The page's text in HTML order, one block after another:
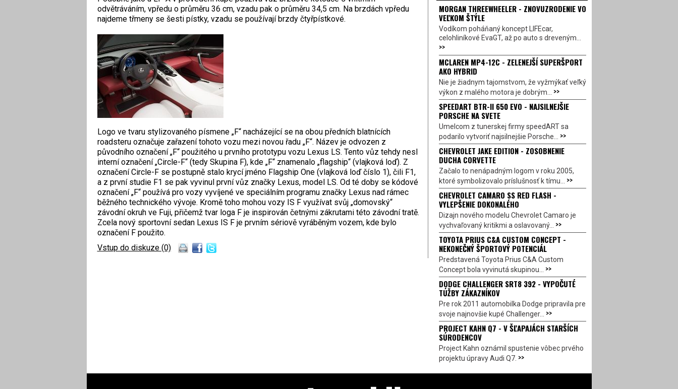
odvětráváním, vpředu o průměru 36 cm, vzadu pak o průměru 34,5 cm. Na brzdách vpředu
najdeme třmeny se šesti pístky, vzadu se používají brzdy čtyřpístkové.
Logo ve tvaru stylizovaného písmene „F“ nacházející se na obou předních blatnících
roadsteru označuje zařazení tohoto vozu mezi novou řadu „F“. Název je odvozen z
původního označení „F“ použitého u prvního prototypu vozu Lexus LS. Tento vůz tehdy nesl
interní označení „Circle-F“ (tedy Skupina F), kde „F“ znamenalo „flagship“ (vlajková loď). Z
označení Circle-F se postupně stalo krycí jméno Flagship One (vlajková loď číslo 1), čili F1,
a z první studie F1 se pak vyvinul první vůz značky Lexus, model LS. Od té doby se kódové
označení „F“ používá pro vozy vyvíjené ve speciálním programu značky Lexus nad rámec
běžného technického vývoje. Kromě toho mohou vozy IS F využívat svůj „domovský“
závodní okruh ve Fuji, přičemž tvar loga F je inspirován četnými zákrutami této závodní tratě.
Zcela nový sportovní sedan Lexus IS F je prvním sériově vyráběným vozem, kde bylo
označení F použito.
Vstup do diskuze (0)
MORGAN THREEWHEELER - ZNOVUZRODENIE VO
VEĽKOM ŠTÝLE
Vodíkom poháňaný koncept LIFEcar,
celohliníkové EvaGT, až po auto s dreveným...
>>
MCLAREN MP4-12C - ZELENEJŠÍ SUPERŠPORT
AKO HYBRID
Nie je žiadnym tajomstvom, že vyžmýkať veľký
výkon z malého motora je dobrým... >>
SPEEDART BTR-II 650 EVO - NAJSILNEJŠIE
PORSCHE NA SVETE
Umelcom z tunerskej firmy speedART sa
podarilo vytvoriť najsilnejšie Porsche... >>
CHEVROLET JAKE EDITION - ZOSOBNENIE
DUCHA CORVETTE
Začalo to nenápadným logom v roku 2005,
ktoré symbolizovalo príslušnosť k tímu... >>
CHEVROLET CAMARO SS RED FLASH -
VYLEPŠENIE DOKONALÉHO
Dizajn nového modelu Chevrolet Camaro je
vychvaľovaný kritikmi a oslavovaný... >>
TOYOTA PRIUS C&A CUSTOM CONCEPT -
NEKONEČNÝ ŠPORTOVÝ POTENCIÁL
Predstavená Toyota Prius C&A Custom
Concept bola vyvinutá skupinou... >>
DODGE CHALLENGER SRT8 392 - VYPOČUTÉ
TÚŽBY ZÁKAZNÍKOV
Pre rok 2011 automobilka Dodge pripravila pre
svoje najnovšie kupé Challenger... >>
PROJECT KAHN Q7 - V ŠĽAPAJÁCH STARŠÍCH
SÚRODENCOV
Project Kahn oznámil spustenie vôbec prvého
projektu úpravy Audi Q7. >>